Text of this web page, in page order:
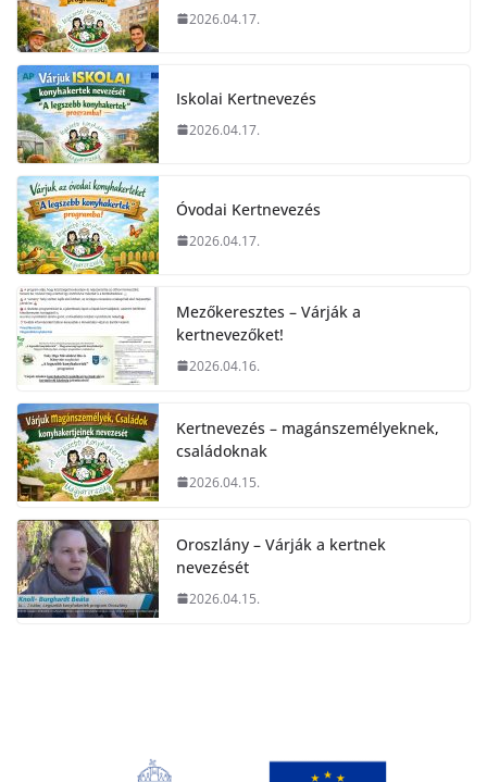
2026.04.17.
Iskolai Kertnevezés
2026.04.17.
Óvodai Kertnevezés
2026.04.17.
Mezőkeresztes – Várják a
kertnevezőket!
2026.04.16.
Kertnevezés – magánszemélyeknek,
családoknak
2026.04.15.
Oroszlány – Várják a kertnek
nevezését
2026.04.15.